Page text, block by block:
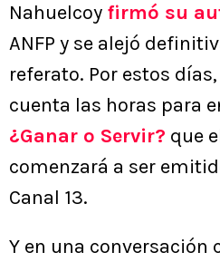
Nahuelcoy firmó su
ANFP y se alejó
referato. Por estos
cuenta las horas para
¿Ganar o Servir? que
comenzará a ser
Canal 13.
Y en una conversación